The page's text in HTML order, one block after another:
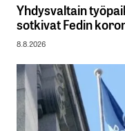
Yhdysvaltain
sotkivat Fedin
8.8.2026